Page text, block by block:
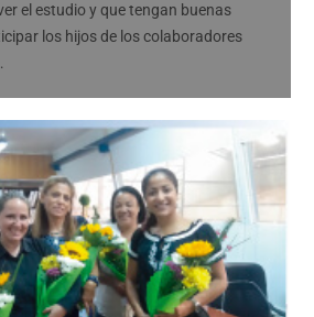
el estudio y que tengan buenas
los hijos de los colaboradores